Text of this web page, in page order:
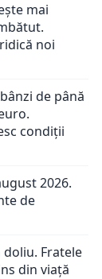
mai
noi
de până
condiții
2026.
de
doliu. Fratele
din viață